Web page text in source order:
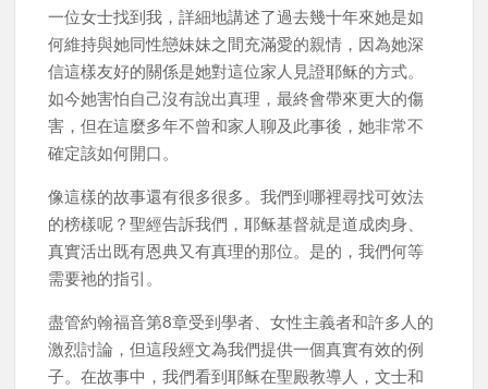
一位女士找到我，詳細地講述了過去幾十年來她是如
何維持與她同性戀妹妹之間充滿愛的親情，因為她深
信這樣友好的關係是她對這位家人見證耶稣的方式。
如今她害怕自己沒有說出真理，最終會帶來更大的傷
害，但在這麼多年不曾和家人聊及此事後，她非常不
確定該如何開口。
像這樣的故事還有很多很多。我們到哪裡尋找可效法
的榜樣呢？聖經告訴我們，耶稣基督就是道成肉身、
真實活出既有恩典又有真理的那位。是的，我們何等
需要祂的指引。
盡管約翰福音第8章受到學者、女性主義者和許多人的
激烈討論，但這段經文為我們提供一個真實有效的例
子。在故事中，我們看到耶稣在聖殿教導人，文士和